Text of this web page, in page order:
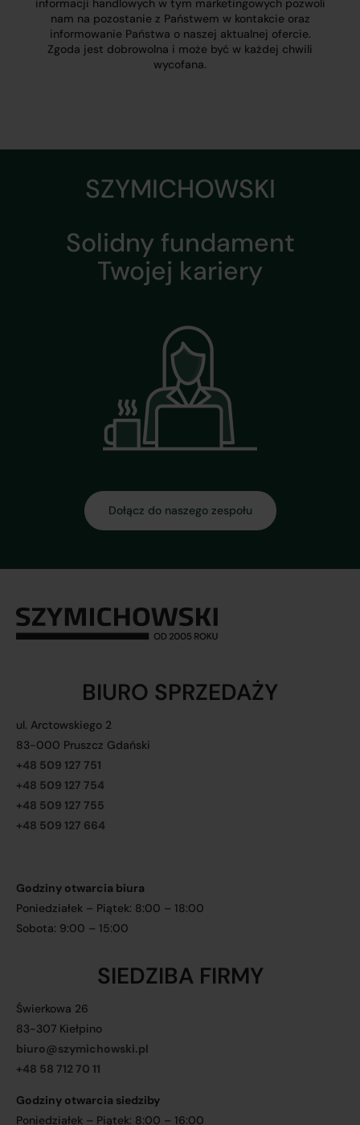
informacji handlowych w tym marketingowych pozwoli
nam na pozostanie z Państwem w kontakcie oraz
informowanie Państwa o naszej aktualnej ofercie.
Zgoda jest dobrowolna i może być w każdej chwili
wycofana.
BIURO SPRZEDAŻY
ul. Arctowskiego 2
83-000 Pruszcz Gdański
+48 509 127 751
+48 509 127 754
+48 509 127 755
+48 509 127 664
Godziny otwarcia biura
Poniedziałek – Piątek: 8:00 – 18:00
Sobota: 9:00 – 15:00
SIEDZIBA FIRMY
Świerkowa 26
83-307 Kiełpino
biuro@szymichowski.pl
+48 58 712 70 11
Godziny otwarcia siedziby
Poniedziałek – Piątek: 8:00 – 16:00
SZYMICHOWSKI
Solidny fundament
Twojej kariery
Dołącz do naszego zespołu